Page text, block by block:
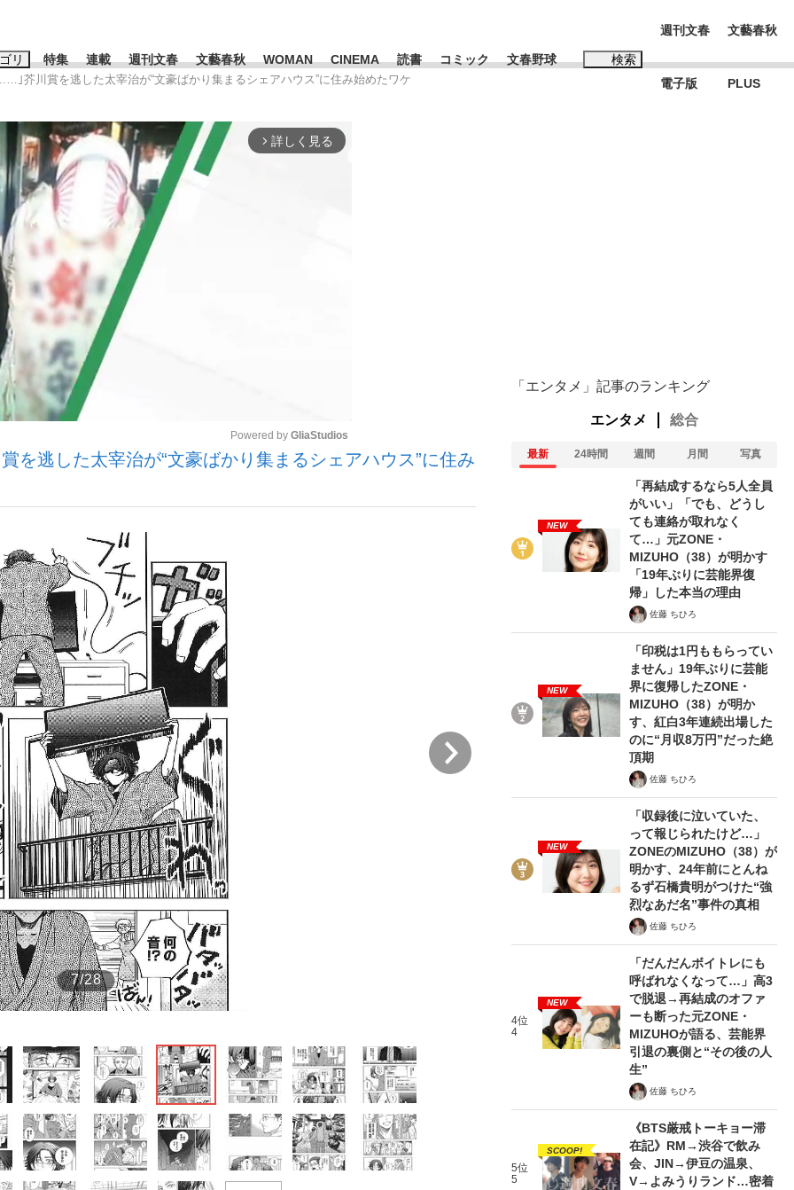
リ
み会、JIN→伊豆の...
”の真実 選手が明かす... 「敗因分析は一切聞かれなかった」侍ジャパン選手が証言した“NPB聞...
の国から』倉本聰氏（91...
もっと見る
特集
観る将棋、読む将棋
もっと見る
連載 週刊文春 文藝春秋 WOMAN CINEMA 読書 コミック 文春野球 検索
ワードタグ一覧
凌輝 #高市早苗 #後藤真希
亀和田武
週刊文春
電子版
文藝春秋
PLUS
｣芥川賞を逃した太宰治が“文豪ばかり集まるシェアハウス”に住み始めたワケ
arrow_forward_ios 詳しく見る
Powered by GliaStudios
逃した太宰治が“文豪ばかり集まるシェアハウス”に住み
7/28
8/28
「エンタメ」記事のランキング
エンタメ 総合
最新 24時間 週間 月間 写真
NEW
「再結成するなら5人全員
がいい」「でも、どうし
ても連絡が取れなく
て…」元ZONE・
MIZUHO（38）が明かす
「19年ぶりに芸能界復
帰」した本当の理由
佐藤 ちひろ
NEW
「印税は1円ももらってい
ません」19年ぶりに芸能
界に復帰したZONE・
MIZUHO（38）が明か
す、紅白3年連続出場した
のに“月収8万円”だった絶
頂期
佐藤 ちひろ
NEW
「収録後に泣いていた、
って報じられたけど…」
ZONEのMIZUHO（38）が
明かす、24年前にとんね
るず石橋貴明がつけた“強
烈なあだ名”事件の真相
佐藤 ちひろ
4位
4
NEW
「だんだんボイトレにも
呼ばれなくなって…」高3
で脱退→再結成のオファ
ーも断った元ZONE・
MIZUHOが語る、芸能界
引退の裏側と“その後の人
生”
佐藤 ちひろ
5位
5
SCOOP!
《BTS厳戒トーキョー滞
在記》RM→渋谷で飲み
会、JIN→伊豆の温泉、
V→よみうりランド…密着